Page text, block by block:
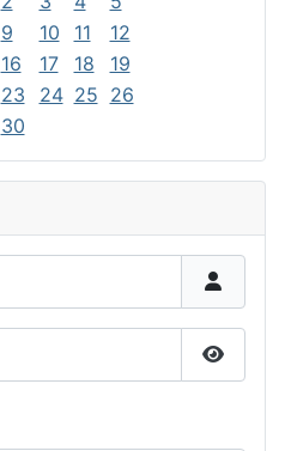
9 10 11
12
16 17 18
19
23 24 25 26
30